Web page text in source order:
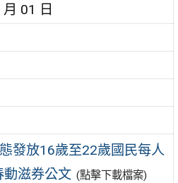
01 日
發放16歲至22歲國民每人
動滋券公文 (點擊下載檔案)